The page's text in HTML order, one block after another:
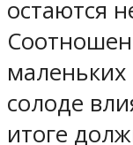
остаются
солоде
итоге